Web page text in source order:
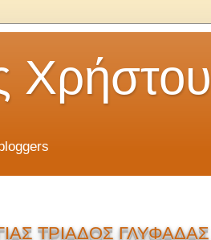
Χρήστου
ΤΡΙΑΔΟΣ ΓΛΥΦΑΔΑΣ